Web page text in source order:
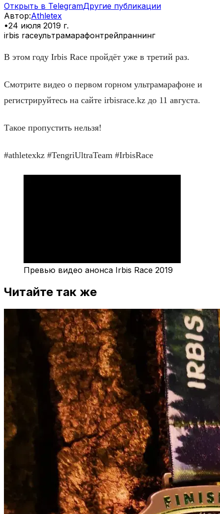
Открыть в TelegramДругие публикации
Автор:Athletex
•24 июля 2019 г.
irbis raceультрамарафонтрейлраннинг
В этом году Irbis Race пройдёт уже в третий раз.
Смотрите видео о первом горном ультрамарафоне и
регистрируйтесь на сайте irbisrace.kz до 11 августа.
Такое пропустить нельзя!
#athletexkz #TengriUltraTeam #IrbisRace
Превью видео анонса Irbis Race 2019
Читайте так же